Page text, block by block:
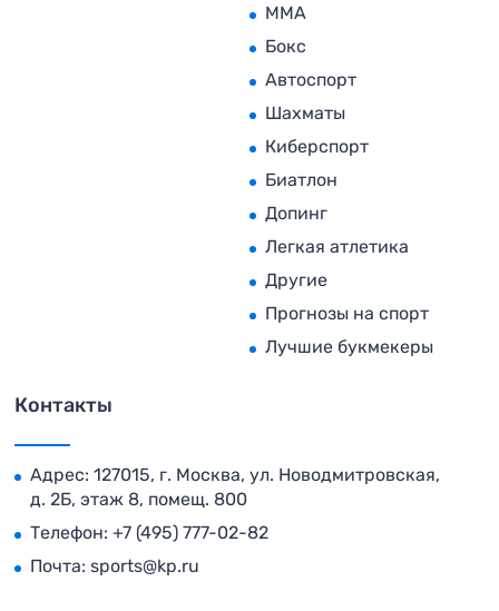
MMA
Бокс
Автоспорт
Шахматы
Киберспорт
Биатлон
Допинг
Легкая атлетика
Другие
Прогнозы на спорт
Лучшие букмекеры
Контакты
Адрес: 127015, г. Москва, ул. Новодмитровская,
д. 2Б, этаж 8, помещ. 800
Телефон: +7 (495) 777-02-82
Почта: sports@kp.ru